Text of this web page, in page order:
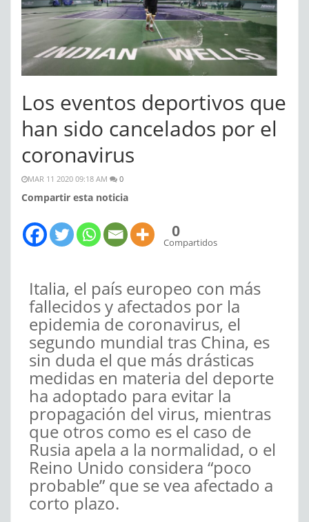
Los eventos deportivos que
han sido cancelados por el
coronavirus
MAR 11 2020 09:18 AM 0
Compartir esta noticia
0
Compartidos
Italia, el país europeo con más
fallecidos y afectados por la
epidemia de coronavirus, el
segundo mundial tras China, es
sin duda el que más drásticas
medidas en materia del deporte
ha adoptado para evitar la
propagación del virus, mientras
que otros como es el caso de
Rusia apela a la normalidad, o el
Reino Unido considera “poco
probable” que se vea afectado a
corto plazo.